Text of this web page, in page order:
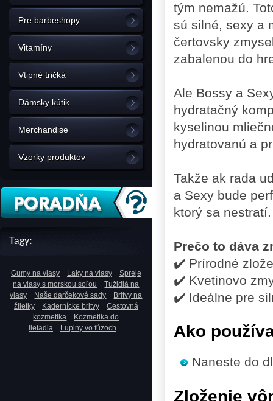
Pre barbeshopy
Vitamíny
Vtipné tričká
Dámsky kútik
Merchandise
Vzorky produktov
Tagy:
Gumy na vlasy Laky na vlasy
Spreje
na vlasy s morskou soľou
Tužidlá na
vlasy
Naše darčekové sady
Britvy na
žiletky
Kadernícke britvy
Cestovná
kozmetika
Kozmetika do
lietadla
Lupiny vo fúzoch
tým nemažú.
sú silné, sexy a
čertovsky
zabalenou do
Ale Bossy a
hydratačný
kyselinou
hydratovanú a
Takže ak rada
a Sexy bude
ktorý sa nestratí.
Prečo to dáva
✔️ Prírodné
✔️ Kvetinovo
✔️ Ideálne pre
Ako
Naneste do
Zloženie